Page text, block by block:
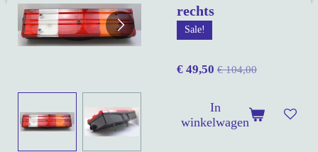
rechts
Sale!
€ 49,50 € 104,00
In
winkelwagen